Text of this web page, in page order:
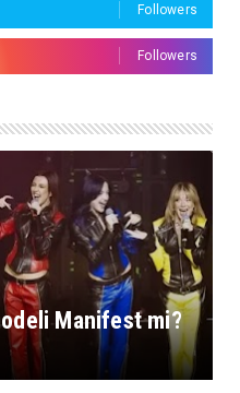
Followers
Followers
Manifest mi?